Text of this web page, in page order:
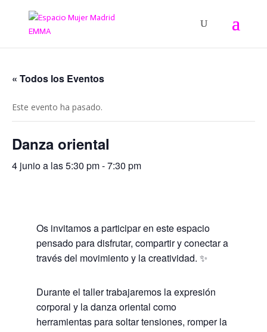
« Todos los Eventos
Este evento ha pasado.
Danza oriental
4 junio a las 5:30 pm-7:30 pm
Os invitamos a participar en este espacio
pensado para disfrutar, compartir y conectar a
través del movimiento y la creatividad. ✨
Durante el taller trabajaremos la expresión
corporal y la danza oriental como
herramientas para soltar tensiones, romper la